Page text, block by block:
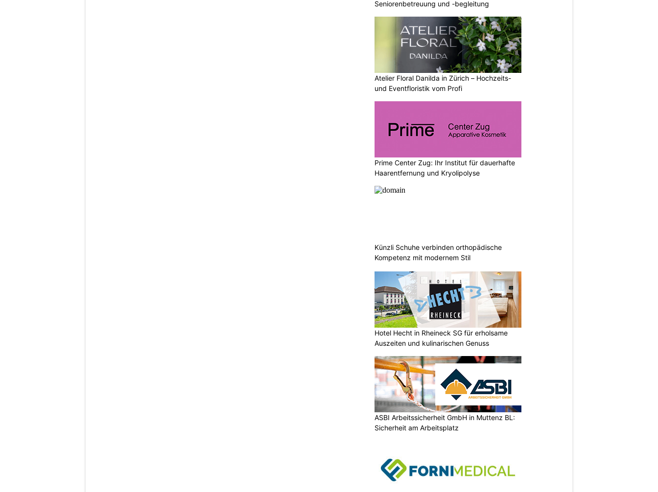
Seniorenbetreuung und -begleitung
Atelier Floral Danilda in Zürich – Hochzeits-
und Eventfloristik vom Profi
Prime Center Zug: Ihr Institut für dauerhafte
Haarentfernung und Kryolipolyse
Künzli Schuhe verbinden orthopädische
Kompetenz mit modernem Stil
Hotel Hecht in Rheineck SG für erholsame
Auszeiten und kulinarischen Genuss
ASBI Arbeitssicherheit GmbH in Muttenz BL:
Sicherheit am Arbeitsplatz